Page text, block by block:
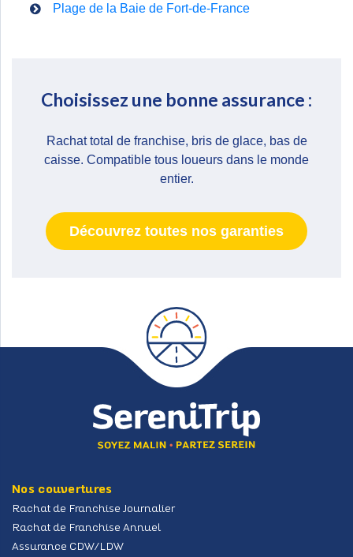
Plage de la Baie de Fort-de-France
Choisissez une bonne assurance :
Rachat total de franchise, bris de glace, bas de
caisse. Compatible tous loueurs dans le monde
entier.
Découvrez toutes nos garanties
Nos couvertures
Rachat de Franchise Journalier
Rachat de Franchise Annuel
Assurance CDW/LDW